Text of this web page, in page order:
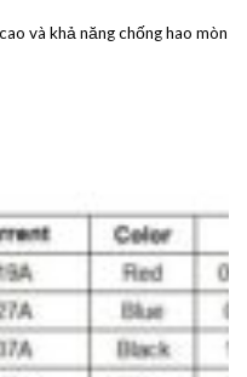
và khả năng chống hao mòn